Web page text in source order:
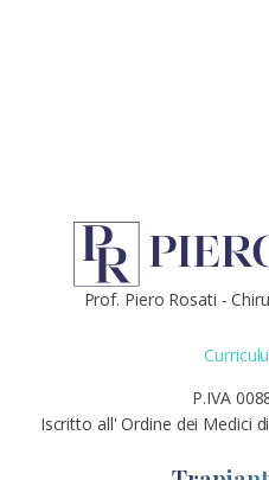
Prof. Piero Rosati -
P.IVA
Iscritto all' Ordine dei Medici